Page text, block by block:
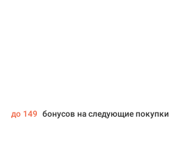
до 149 бонусов на следующие покупки